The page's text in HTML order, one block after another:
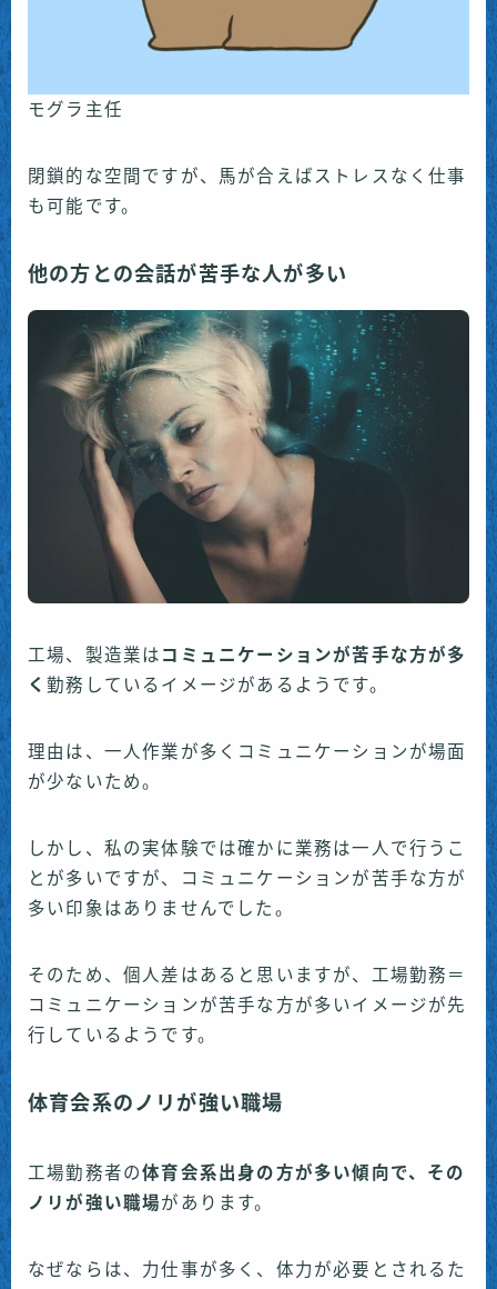
モグラ主任
閉鎖的な空間ですが、馬が合えばストレスなく仕事
も可能です。
他の方との会話が苦手な人が多い
工場、製造業は コミュニケーションが苦手な方が多
く勤務しているイメージがあるようです。
理由は、一人作業が多くコミュニケーションが場面
が少ないため。
しかし、私の実体験では確かに業務は一人で行うこ
とが多いですが、コミュニケーションが苦手な方が
多い印象はありませんでした。
そのため、個人差はあると思いますが、工場勤務＝
コミュニケーションが苦手な方が多いイメージが先
行しているようです。
体育会系のノリが強い職場
工場勤務者の体育会系出身の方が多い傾向で、その
ノリが強い職場があります。
なぜならは、力仕事が多く、体力が必要とされるた